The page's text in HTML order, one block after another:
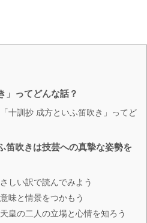
」ってどんな話？
十訓抄 成方といふ笛吹き」ってど
笛吹きは技芸への真摯な姿勢を
しい訳で読んでみよう
味と情景をつかもう
皇の二人の立場と心情を知ろう